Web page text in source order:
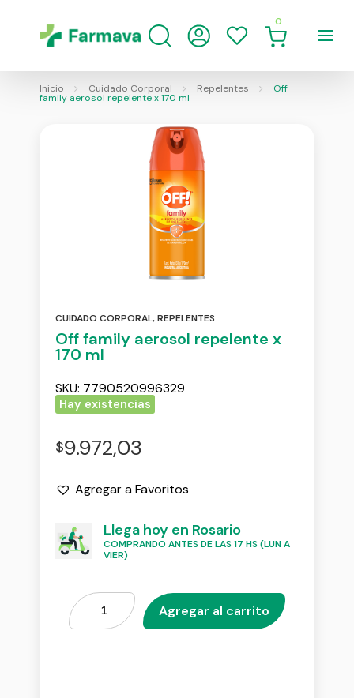
0
Inicio Cuidado Corporal Repelentes Off
family aerosol repelente x 170 ml
CUIDADO CORPORAL,REPELENTES
Off family aerosol repelente x
170 ml
SKU: 7790520996329
Hay existencias
$9.972,03
Agregar a Favoritos
Llega hoy en Rosario
COMPRANDO ANTES DE LAS 17 HS (LUN A
VIER)
Agregar al carrito